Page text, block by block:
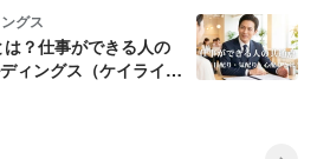
グス
？仕事ができる人の
ィングス（ケイライ